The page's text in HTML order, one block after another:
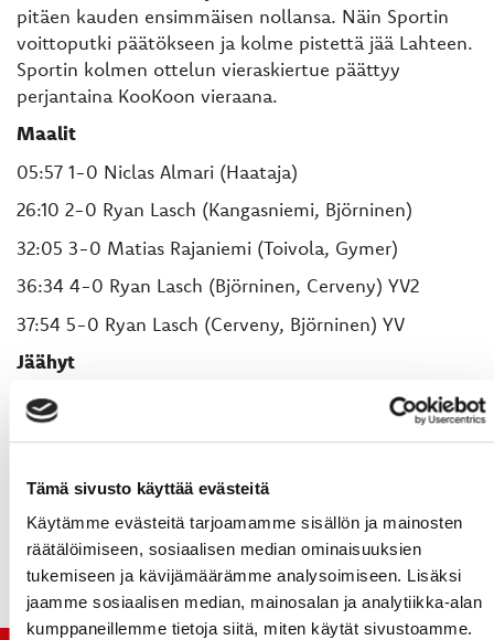
Tämä sivusto käyttää evästeitä
Käytämme evästeitä tarjoamamme sisällön ja mainosten
räätälöimiseen, sosiaalisen median ominaisuuksien
tukemiseen ja kävijämäärämme analysoimiseen. Lisäksi
jaamme sosiaalisen median, mainosalan ja analytiikka-alan
kumppaneillemme tietoja siitä, miten käytät sivustoamme.
pitäen kauden ensimmäisen nollansa. Näin Sportin
voittoputki päätökseen ja kolme pistettä jää Lahteen.
Sportin kolmen ottelun vieraskiertue päättyy
perjantaina KooKoon vieraana.
Maalit
05:57 1-0 Niclas Almari (Haataja)
26:10 2-0 Ryan Lasch (Kangasniemi, Björninen)
32:05 3-0 Matias Rajaniemi (Toivola, Gymer)
36:34 4-0 Ryan Lasch (Björninen, Cerveny) YV2
37:54 5-0 Ryan Lasch (Cerveny, Björninen) YV
Jäähyt
Pelicans 4 x 2 min
Sport 5 x 2 min
Jasper Patrikainen, Pelicans 13 + 7 + 13 = 34
Rasmus Reijola, Sport 5 + 10 + 10 = 25